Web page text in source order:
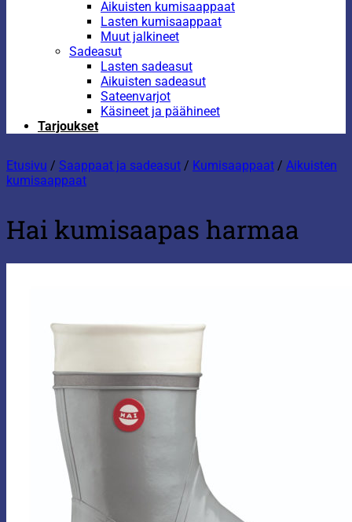
Aikuisten kumisaappaat
Lasten kumisaappaat
Muut jalkineet
Sadeasut
Lasten sadeasut
Aikuisten sadeasut
Sateenvarjot
Käsineet ja päähineet
Tarjoukset
Etusivu / Saappaat ja sadeasut / Kumisaappaat / Aikuisten
kumisaappaat
Hai kumisaapas harmaa